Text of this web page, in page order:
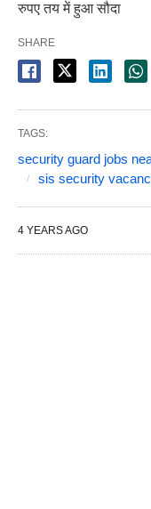
रुपए तय में हुआ सौदा
SHARE
TAGS:
security guard jobs
sis security
4 YEARS AGO